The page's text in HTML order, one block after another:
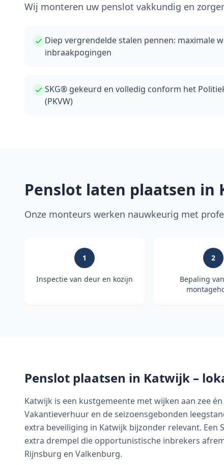
Wij monteren uw penslot vakkundig en
Diep vergrendelde stalen pennen: maximale
inbraakpogingen
SKG® gekeurd en volledig conform het
(PKVW)
Penslot laten plaatsen in
Onze monteurs werken nauwkeurig met
1
Inspectie van deur en kozijn
2
Bepaling
Penslot plaatsen in Katwijk –
Katwijk is een kustgemeente met wijken aan zee én
Vakantieverhuur en de seizoensgebonden
extra beveiliging in Katwijk bijzonder relevant. Een
extra drempel die opportunistische inbrekers
Rijnsburg en Valkenburg.